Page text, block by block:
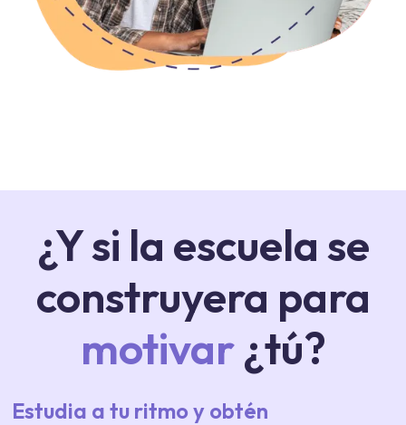
¿Y si la escuela se
construyera para
motivar¿tú?
Estudia a tu ritmo y obtén